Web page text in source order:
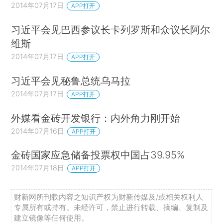
2014年07月17日 APP打开
习近平会见巴西参议长卡列罗斯和众议长阿尔
维斯
2014年07月17日 APP打开
习近平会见秘鲁总统乌马拉
2014年07月17日 APP打开
外媒看金砖开发银行：内外角力刚开始
2014年07月16日 APP打开
金砖国家应急储备投票权中国占39.95%
2014年07月18日 APP打开
财新网所刊载内容之知识产权为财新传媒及/或相关权利人
专属所有或持有。未经许可，禁止进行转载、摘编、复制及
建立镜像等任何使用。